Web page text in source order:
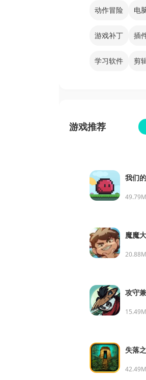
动作冒险 电
游戏补丁 插
学习软件 剪
游戏推荐
我们
魔魔
版
攻守
失落